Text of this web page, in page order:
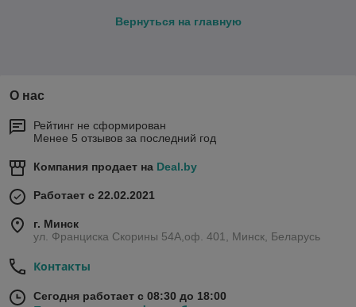
Вернуться на главную
О нас
Рейтинг не сформирован
Менее 5 отзывов за последний год
Компания продает на Deal.by
Работает с 22.02.2021
г. Минск
ул. Франциска Скорины 54А,оф. 401, Минск, Беларусь
Контакты
Сегодня работает с 08:30 до 18:00